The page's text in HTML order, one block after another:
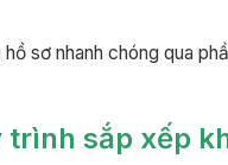
sơ nhanh chóng qua
sắp xếp